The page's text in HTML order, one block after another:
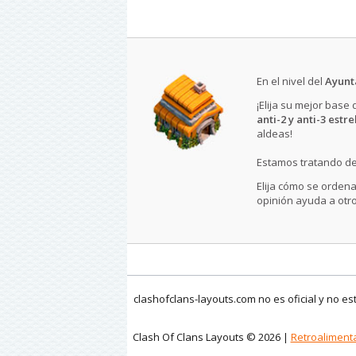
En el nivel del
¡Elija su mejor
anti-2 y anti-3
aldeas!
Estamos tratando
Elija cómo se
opinión ayuda a
clashofclans-layouts.com no es oficial y no
Clash Of Clans Layouts © 2026 |